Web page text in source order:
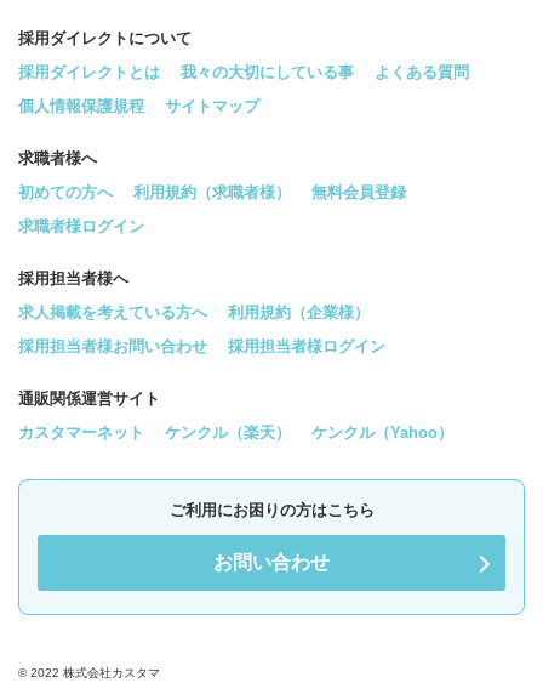
採用ダイレクトについて
採用ダイレクトとは
我々の大切にしている事
よくある質問
個人情報保護規程
サイトマップ
求職者様へ
初めての方へ
利用規約（求職者様）
無料会員登録
求職者様ログイン
採用担当者様へ
求人掲載を考えている方へ
利用規約（企業様）
採用担当者様お問い合わせ
採用担当者様ログイン
通販関係運営サイト
カスタマーネット
ケンクル（楽天） ケンクル（Yahoo）
ご利用にお困りの方はこちら
お問い合わせ
© 2022 株式会社カスタマ